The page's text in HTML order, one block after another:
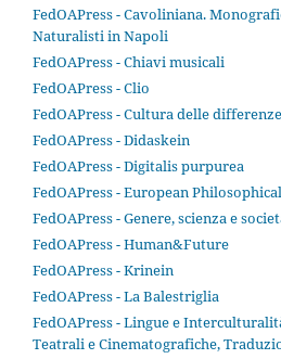
FedOAPress - Cavoliniana.
Naturalisti in Napoli
FedOAPress - Chiavi musicali
FedOAPress - Clio
FedOAPress - Cultura delle differenze
FedOAPress - Didaskein
FedOAPress - Digitalis purpurea
FedOAPress - European
FedOAPress - Genere, scienza e
FedOAPress - Human&Future
FedOAPress - Krinein
FedOAPress - La Balestriglia
FedOAPress - Lingue e
Teatrali e Cinematografiche,